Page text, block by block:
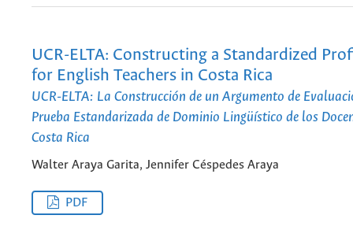
UCR-ELTA: Constructing a Standardized
for English Teachers in Costa Rica
UCR-ELTA: La Construcción de un Argumento de
Prueba Estandarizada de Dominio Lingüístico de los
Costa Rica
Walter Araya Garita, Jennifer Céspedes Araya
PDF